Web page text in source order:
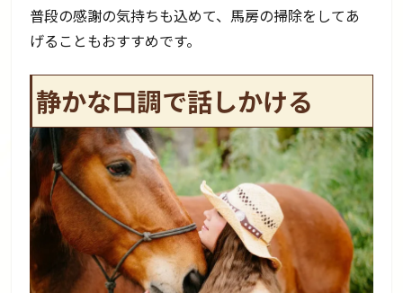
普段の感謝の気持ちも込めて、馬房の掃除をしてあ
げることもおすすめです。
静かな口調で話しかける